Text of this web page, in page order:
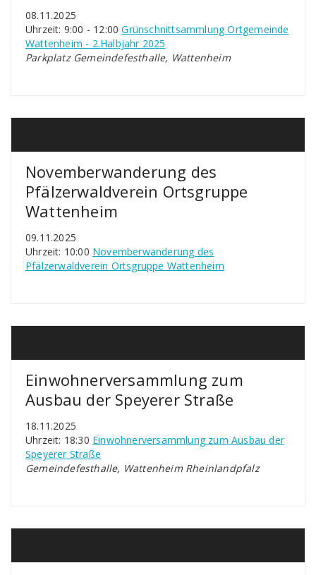
08.11.2025
Uhrzeit: 9:00 - 12:00Grünschnittsammlung Ortgemeinde
Wattenheim - 2.Halbjahr 2025
Parkplatz Gemeindefesthalle, Wattenheim
Novemberwanderung des
Pfälzerwaldverein Ortsgruppe
Wattenheim
09.11.2025
Uhrzeit: 10:00 Novemberwanderung des
Pfälzerwaldverein Ortsgruppe Wattenheim
Einwohnerversammlung zum
Ausbau der Speyerer Straße
18.11.2025
Uhrzeit: 18:30 Einwohnerversammlung zum Ausbau der
Speyerer Straße
Gemeindefesthalle, Wattenheim Rheinlandpfalz